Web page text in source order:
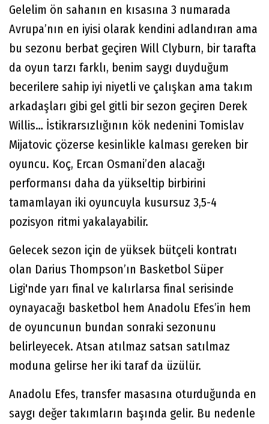
Gelelim ön sahanın en kısasına 3 numarada
Avrupa’nın en iyisi olarak kendini adlandıran ama
bu sezonu berbat geçiren Will Clyburn, bir tarafta
da oyun tarzı farklı, benim saygı duyduğum
becerilere sahip iyi niyetli ve çalışkan ama takım
arkadaşları gibi gel gitli bir sezon geçiren Derek
Willis… İstikrarsızlığının kök nedenini Tomislav
Mijatovic çözerse kesinlikle kalması gereken bir
oyuncu. Koç, Ercan Osmani’den alacağı
performansı daha da yükseltip birbirini
tamamlayan iki oyuncuyla kusursuz 3,5-4
pozisyon ritmi yakalayabilir.
Gelecek sezon için de yüksek bütçeli kontratı
olan Darius Thompson’ın Basketbol Süper
Ligi'nde yarı final ve kalırlarsa final serisinde
oynayacağı basketbol hem Anadolu Efes’in hem
de oyuncunun bundan sonraki sezonunu
belirleyecek. Atsan atılmaz satsan satılmaz
moduna gelirse her iki taraf da üzülür.
Anadolu Efes, transfer masasına oturduğunda en
saygı değer takımların başında gelir. Bu nedenle